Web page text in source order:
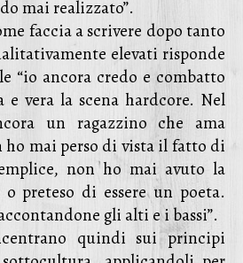
mai realizzato”.
faccia a scrivere dopo tanto
elevati risponde
“io ancora credo e combatto
e vera la scena hardcore. Nel
un ragazzino che ama
ho mai perso di vista il fatto di
non ho mai avuto la
preteso di essere un poeta.
gli alti e i bassi”.
quindi sui principi